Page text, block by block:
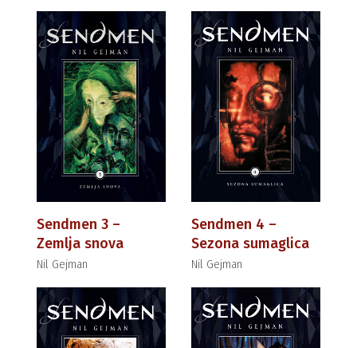
Sendmen 3 –
Zemlja snova
Nil Gejman
Sendmen 4 –
Sezona sumaglica
Nil Gejman